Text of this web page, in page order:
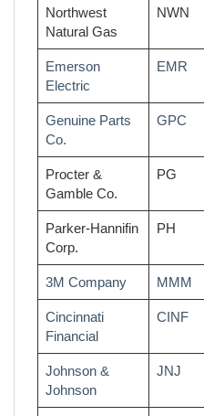
Northwest
Natural Gas
NWN
Emerson
Electric
EMR
Genuine Parts
Co.
GPC
Procter &
Gamble Co.
PG
Parker-Hannifin
Corp.
PH
3M Company MMM
Cincinnati
Financial
CINF
Johnson &
Johnson
JNJ